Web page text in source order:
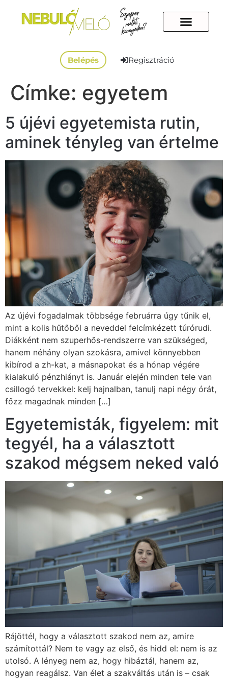
Belépés Regisztráció
Címke: egyetem
5 újévi egyetemista rutin,
aminek tényleg van értelme
Az újévi fogadalmak többsége februárra úgy tűnik el,
mint a kolis hűtőből a neveddel felcímkézett túrórudi.
Diákként nem szuperhős-rendszerre van szükséged,
hanem néhány olyan szokásra, amivel könnyebben
kibírod a zh-kat, a másnapokat és a hónap végére
kialakuló pénzhiányt is. Január elején minden tele van
csillogó tervekkel: kelj hajnalban, tanulj napi négy órát,
főzz magadnak minden […]
Egyetemisták, figyelem: mit
tegyél, ha a választott
szakod mégsem neked való
Rájöttél, hogy a választott szakod nem az, amire
számítottál? Nem te vagy az első, és hidd el: nem is az
utolsó. A lényeg nem az, hogy hibáztál, hanem az,
hogyan reagálsz. Van élet a szakváltás után is – csak